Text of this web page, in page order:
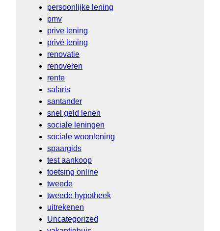
persoonlijke lening
pmv
prive lening
privé lening
renovatie
renoveren
rente
salaris
santander
snel geld lenen
sociale leningen
sociale woonlening
spaargids
test aankoop
toetsing online
tweede
tweede hypotheek
uitrekenen
Uncategorized